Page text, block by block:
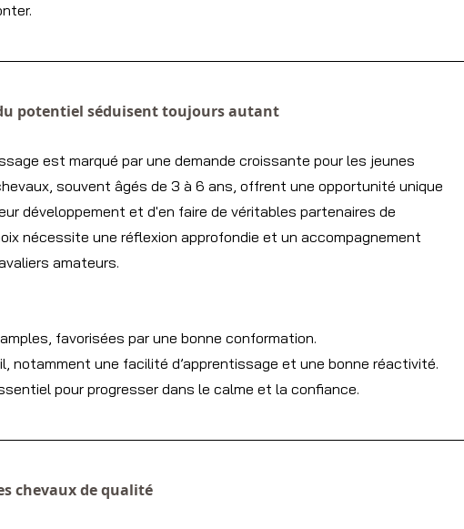
potentiel séduisent toujours autant
est marqué par une demande croissante pour les jeunes
souvent âgés de 3 à 6 ans, offrent une opportunité unique
développement et d'en faire de véritables partenaires de
nécessite une réflexion approfondie et un accompagnement
amateurs.
favorisées par une bonne conformation.
notamment une facilité d’apprentissage et une bonne réactivité.
pour progresser dans le calme et la confiance.
chevaux de qualité